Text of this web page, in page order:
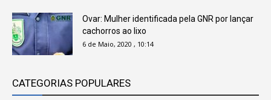
Ovar: Mulher identificada pela GNR por lançar
cachorros ao lixo
6 de Maio, 2020 , 10:14
CATEGORIAS POPULARES